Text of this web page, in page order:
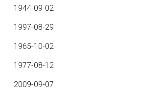
1944-09-02
1997-08-29
1965-10-02
1977-08-12
2009-09-07